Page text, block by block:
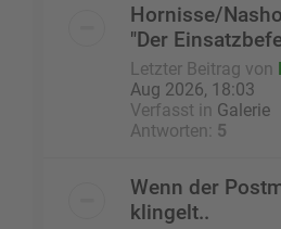
Hornisse/
"Der
Letzter Beitrag von
Aug 2026, 18:03
Verfasst in Galerie
Antworten: 5
Wenn der
klingelt..